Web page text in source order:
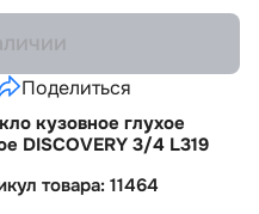
Поделиться
кузовное глухое
DISCOVERY 3/4 L319
товара: 11464